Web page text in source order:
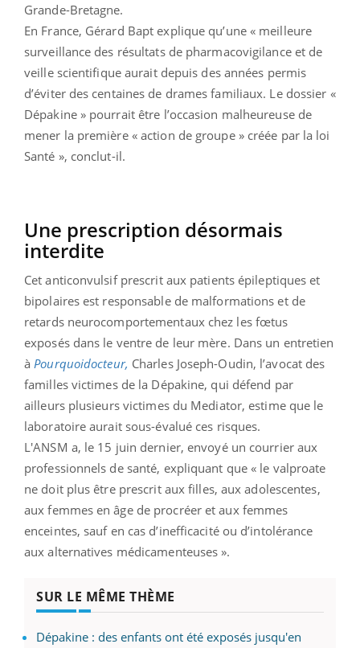
Grande-Bretagne.
En France, Gérard Bapt explique qu’une « meilleure
surveillance des résultats de pharmacovigilance et de
veille scientifique aurait depuis des années permis
d’éviter des centaines de drames familiaux. Le dossier «
Dépakine » pourrait être l’occasion malheureuse de
mener la première « action de groupe » créée par la loi
Santé », conclut-il.
Une prescription désormais
interdite
Cet anticonvulsif prescrit aux patients épileptiques et
bipolaires est responsable de malformations et de
retards neurocomportementaux chez les fœtus
exposés dans le ventre de leur mère. Dans un entretien
à Pourquoidocteur, Charles Joseph-Oudin, l’avocat des
familles victimes de la Dépakine, qui défend par
ailleurs plusieurs victimes du Mediator, estime que le
laboratoire aurait sous-évalué ces risques.
L'ANSM a, le 15 juin dernier, envoyé un courrier aux
professionnels de santé, expliquant que « le valproate
ne doit plus être prescrit aux filles, aux adolescentes,
aux femmes en âge de procréer et aux femmes
enceintes, sauf en cas d’inefficacité ou d’intolérance
aux alternatives médicamenteuses ».
SUR LE MÊME THÈME
Dépakine : des enfants ont été exposés jusqu'en